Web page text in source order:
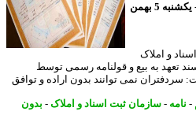
6 ماه پیش - یکشنبه 5 بهمن
املاک
به بیع و قولنامه رسمی توسط
نمی توانند بدون اراده و توافق
-سازمان ثبت اسناد و املاک-بدون